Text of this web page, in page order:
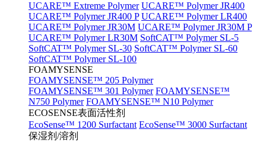
UCARE™ Extreme Polymer UCARE™ Polymer JR400
UCARE™ Polymer JR400 P UCARE™ Polymer LR400
UCARE™ Polymer JR30M UCARE™ Polymer JR30M P
UCARE™ Polymer LR30M SoftCAT™ Polymer SL-5
SoftCAT™ Polymer SL-30 SoftCAT™ Polymer SL-60
SoftCAT™ Polymer SL-100
FOAMYSENSE
FOAMYSENSE™ 205 Polymer
FOAMYSENSE™ 301 Polymer FOAMYSENSE™
N750 Polymer FOAMYSENSE™ N10 Polymer
ECOSENSE表面活性剂
EcoSense™ 1200 Surfactant EcoSense™ 3000 Surfactant
保湿剂/溶剂